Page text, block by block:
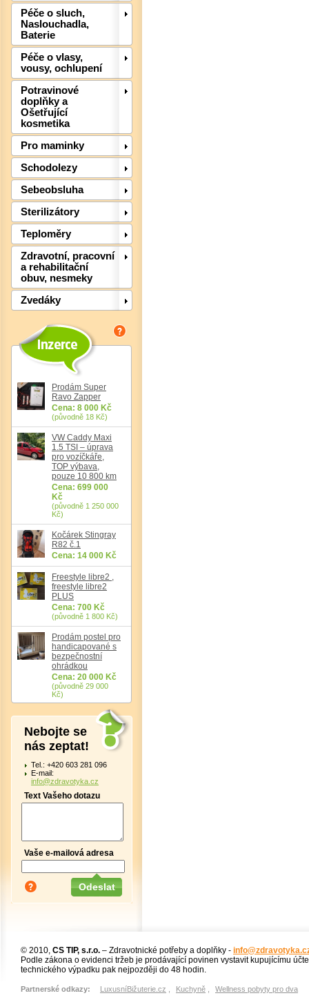
Péče o sluch,
Naslouchadla,
Baterie
Péče o vlasy,
vousy, ochlupení
Potravinové
doplňky a
Ošetřující
kosmetika
Pro maminky
Schodolezy
Sebeobsluha
Sterilizátory
Teploměry
Zdravotní, pracovní
a rehabilitační
obuv, nesmeky
Zvedáky
Prodám Super
Ravo Zapper
Cena: 8 000 Kč
(původně 18 Kč)
VW Caddy Maxi
1.5 TSI – úprava
pro vozíčkáře,
TOP výbava,
pouze 10 800 km
Cena: 699 000
Kč
(původně 1 250 000
Kč)
Kočárek Stingray
R82 č.1
Cena: 14 000 Kč
Freestyle libre2 ,
freestyle libre2
PLUS
Cena: 700 Kč
(původně 1 800 Kč)
Prodám postel pro
handicapované s
bezpečnostní
ohrádkou
Cena: 20 000 Kč
(původně 29 000
Kč)
Nebojte se
nás zeptat!
Tel.: +420 603 281 096
E-mail:
info@zdravotyka.cz
Text Vašeho dotazu
Vaše e-mailová adresa
© 2010, CS TIP, s.r.o. – Zdravotnické potřeby a doplňky -
Podle zákona o evidenci tržeb je prodávající povinen vystavit kupujícímu
technického výpadku pak nejpozději do 48 hodin.
Partnerské odkazy: LuxusníBižuterie.cz Kuchyně Wellness pobyty pro dva